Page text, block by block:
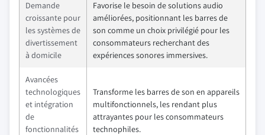
Demande
croissante pour
les systèmes de
divertissement
à domicile
Favorise le besoin de solutions audio
améliorées, positionnant les barres de
son comme un choix privilégié pour les
consommateurs recherchant des
expériences sonores immersives.
Avancées
technologiques
et intégration
de
fonctionnalités
Transforme les barres de son en appareils
multifonctionnels, les rendant plus
attrayantes pour les consommateurs
technophiles.